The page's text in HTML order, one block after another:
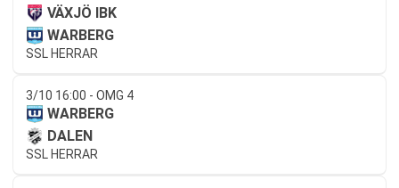
VÄXJÖ IBK
WARBERG
SSL HERRAR
3/10 16:00 - OMG 4
WARBERG
DALEN
SSL HERRAR